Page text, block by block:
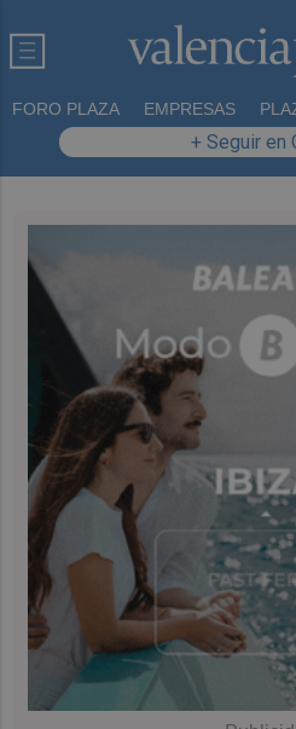
FORO PLAZA EMPRESAS
+ Seguir en